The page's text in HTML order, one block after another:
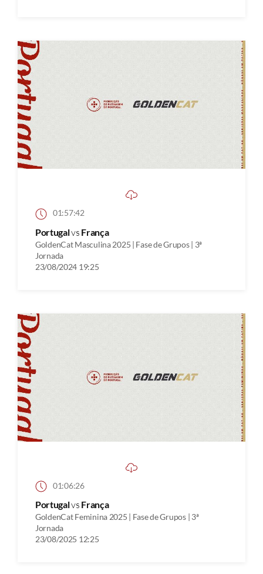
01:57:42
Portugalvs França
GoldenCat Masculina 2025 | Fase de Grupos | 3ª
Jornada
23/08/2024 19:25
01:06:26
Portugalvs França
GoldenCat Feminina 2025 | Fase de Grupos | 3ª
Jornada
23/08/2025 12:25